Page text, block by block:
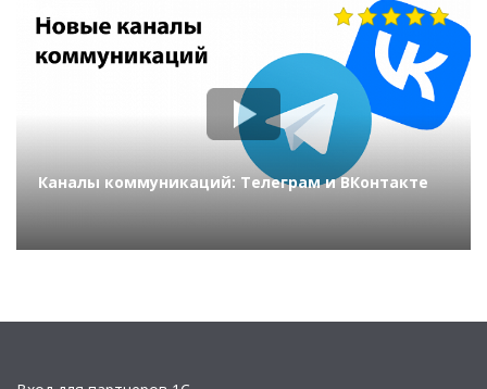
Каналы коммуникаций: Телеграм и ВКонтакте